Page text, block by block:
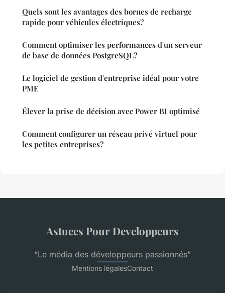
Quels sont les avantages des bornes de recharge
rapide pour véhicules électriques?
Comment optimiser les performances d'un serveur
de base de données PostgreSQL?
Le logiciel de gestion d'entreprise idéal pour votre
PME
Élever la prise de décision avec Power BI optimisé
Comment configurer un réseau privé virtuel pour
les petites entreprises?
Astuces Pour Developpeurs
“Le média des développeurs passionnés”
Mentions légalesContact